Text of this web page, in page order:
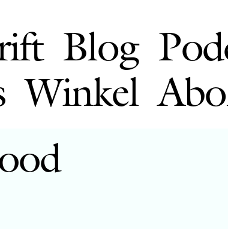
Blog
Winkel